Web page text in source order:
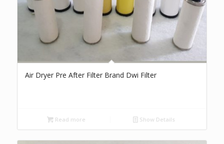
Air Dryer Pre After Filter Brand Dwi Filter
Read more Show Details